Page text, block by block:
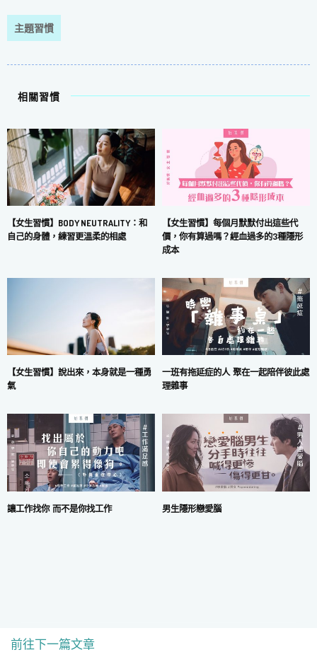
主題習慣
相關習慣
【女生習慣】BODY NEUTRALITY：和
自己的身體，練習更溫柔的相處
【女生習慣】每個月默默付出這些代
價，你有算過嗎？經血過多的3種隱形
成本
【女生習慣】說出來，本身就是一種勇
氣
一班有拖延症的人 聚在一起陪伴彼此處
理雜事
讓工作找你 而不是你找工作 男生隱形戀愛腦
前往下一篇文章COPYRIGHT © 2024 MARS DIGITAL LIMITED.